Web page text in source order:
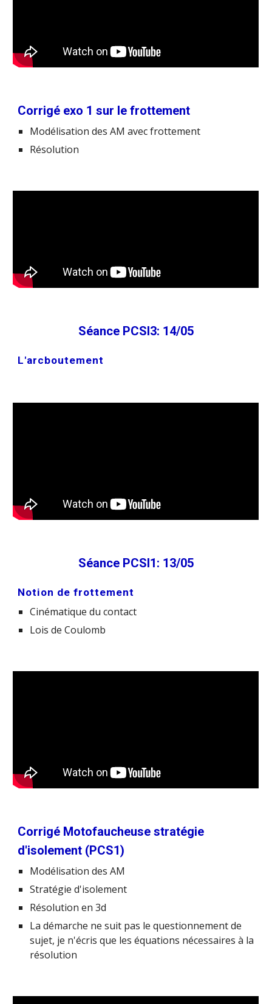
Corrigé exo 1 sur le frottement
Modélisation des AM avec frottement
Résolution
Séance PCSI3: 14/05
L'arcboutement
Séance PCSI1: 13/05
Notion de frottement
Cinématique du contact
Lois de Coulomb
Corrigé Motofaucheuse stratégie
d'isolement (PCS1)
Modélisation des AM
Stratégie d'isolement
Résolution en 3d
La démarche ne suit pas le questionnement de
sujet, je n'écris que les équations nécessaires à la
résolution